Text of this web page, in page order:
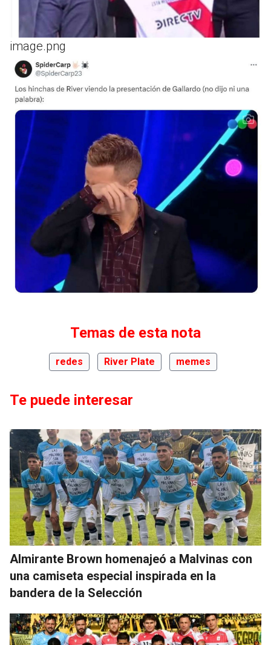
image.png
Temas de esta nota
redes River Plate memes
Te puede interesar
Almirante Brown homenajeó a Malvinas con
una camiseta especial inspirada en la
bandera de la Selección